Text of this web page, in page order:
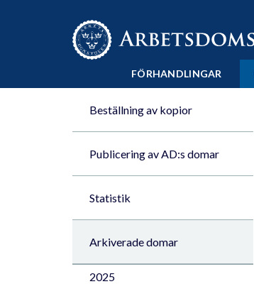
Till innehåll på sidan x
FÖRHANDLINGAR
Beställning av kopior
Publicering av AD:s domar
Statistik
Arkiverade domar
2025